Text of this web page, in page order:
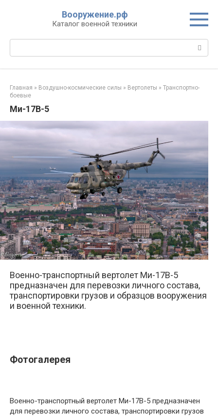
Вооружение.рф
Каталог военной техники
Поиск:
Главная » Воздушно-космические силы » Вертолеты » Транспортно-
боевые
Ми-17В-5
Военно-транспортный вертолет Ми-17В-5
предназначен для перевозки личного состава,
транспортировки грузов и образцов вооружения
и военной техники.
Фотогалерея
Военно-транспортный вертолет Ми-17В-5 предназначен
для перевозки личного состава, транспортировки грузов